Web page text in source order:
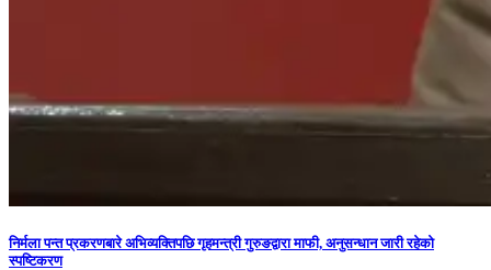
निर्मला पन्त प्रकरणबारे अभिव्यक्तिपछि गृहमन्त्री गुरुङद्वारा माफी, अनुसन्धान जारी रहेको
स्पष्टिकरण